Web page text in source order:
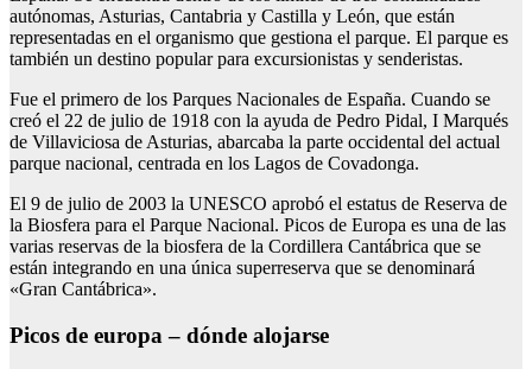
autónomas, Asturias, Cantabria y Castilla y León, que están
representadas en el organismo que gestiona el parque. El parque es
también un destino popular para excursionistas y senderistas.
Fue el primero de los Parques Nacionales de España. Cuando se
creó el 22 de julio de 1918 con la ayuda de Pedro Pidal, I Marqués
de Villaviciosa de Asturias, abarcaba la parte occidental del actual
parque nacional, centrada en los Lagos de Covadonga.
El 9 de julio de 2003 la UNESCO aprobó el estatus de Reserva de
la Biosfera para el Parque Nacional. Picos de Europa es una de las
varias reservas de la biosfera de la Cordillera Cantábrica que se
están integrando en una única superreserva que se denominará
«Gran Cantábrica».
Picos de europa – dónde alojarse